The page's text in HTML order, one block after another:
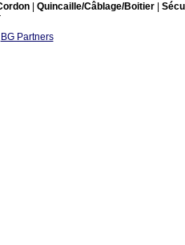
| Quincaille/Câblage/Boitier|
BG Partners